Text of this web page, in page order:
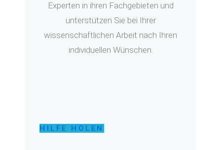
Experten in ihren Fachgebieten und
unterstützen Sie bei Ihrer
wissenschaftlichen Arbeit nach Ihren
individuellen Wünschen.
HILFE HOLEN